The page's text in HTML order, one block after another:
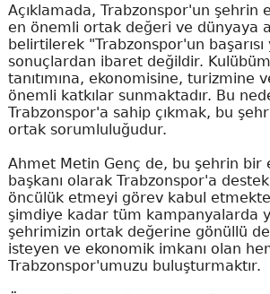
Açıklamada, Trabzonspor'un şehrin
en önemli ortak değeri ve dünyaya
belirtilerek "Trabzonspor'un başarısı
sonuçlardan ibaret değildir.
tanıtımına, ekonomisine, turizmine
önemli katkılar sunmaktadır. Bu
Trabzonspor'a sahip çıkmak, bu
ortak sorumluluğudur.
Ahmet Metin Genç de, bu şehrin bir
başkanı olarak Trabzonspor'a
öncülük etmeyi görev kabul
şimdiye kadar tüm kampanyalarda
şehrimizin ortak değerine gönüllü
isteyen ve ekonomik imkanı olan
Trabzonspor'umuzu buluşturmaktır.